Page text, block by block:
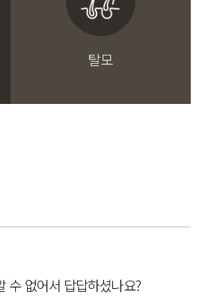
탈모
수 없어서 답답하셨나요?